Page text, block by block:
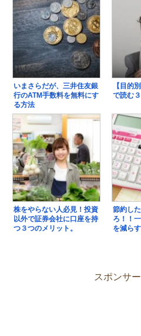
いまさらだが、三井住友銀
行のATM手数料を無料にす
る方法
【目的
で読む３
株をやらない人必見！投資
以外で証券会社に口座を持
つ３つのメリット。
節約し
ろ！！
を減らす
スポンサ